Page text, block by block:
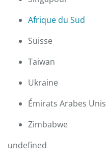
Afrique du Sud
Suisse
Taiwan
Ukraine
Émirats Arabes Unis
Zimbabwe
undefined